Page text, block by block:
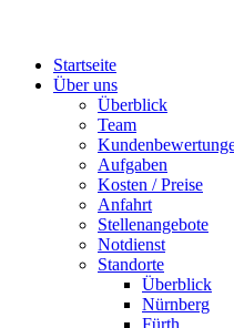
Startseite
Über uns
Überblick
Team
Aufgaben
Kosten / Preise
Anfahrt
Stellenangebote
Notdienst
Standorte
Überblick
Nürnberg
Fürth